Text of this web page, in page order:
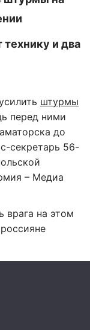
и два
штурмы
перед ними
до
секретарь 56-
– Медиа
врага на этом